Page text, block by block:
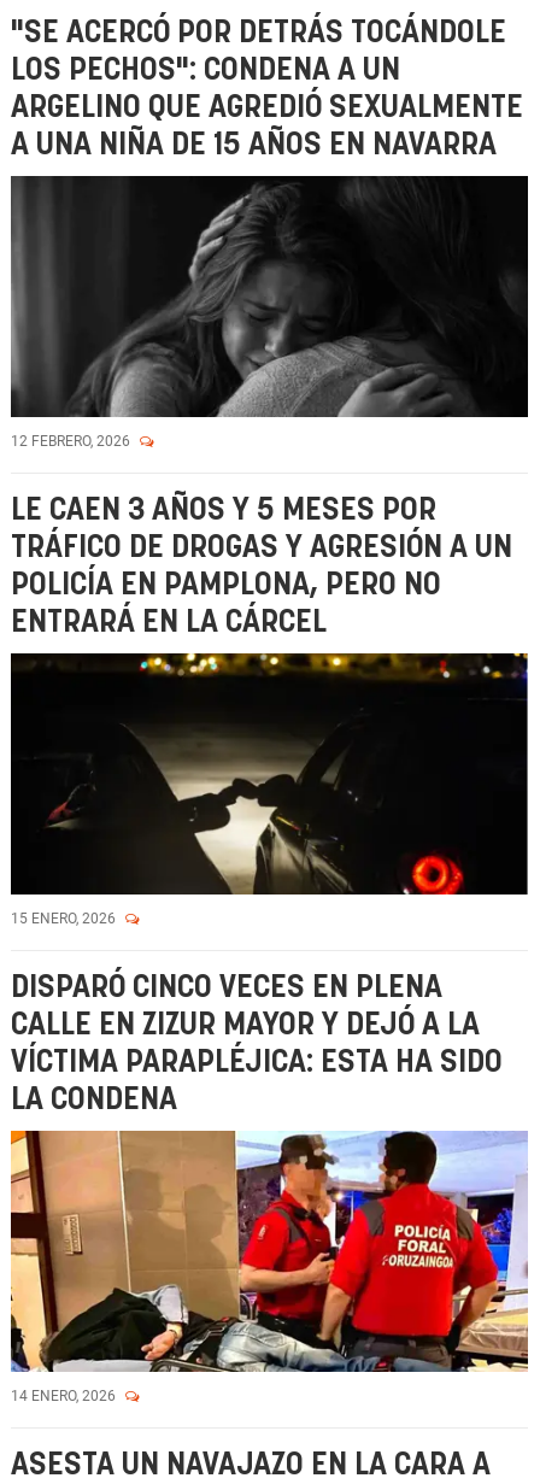
"SE ACERCÓ POR DETRÁS TOCÁNDOLE
LOS PECHOS": CONDENA A UN
ARGELINO QUE AGREDIÓ SEXUALMENTE
A UNA NIÑA DE 15 AÑOS EN NAVARRA
12 FEBRERO, 2026
LE CAEN 3 AÑOS Y 5 MESES POR
TRÁFICO DE DROGAS Y AGRESIÓN A UN
POLICÍA EN PAMPLONA, PERO NO
ENTRARÁ EN LA CÁRCEL
15 ENERO, 2026
DISPARÓ CINCO VECES EN PLENA
CALLE EN ZIZUR MAYOR Y DEJÓ A LA
VÍCTIMA PARAPLÉJICA: ESTA HA SIDO
LA CONDENA
14 ENERO, 2026
ASESTA UN NAVAJAZO EN LA CARA A